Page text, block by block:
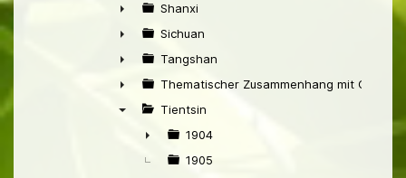
►
►
Shanxi
►
Sichuan
►
Tangshan
►
Thematischer Zusammenhang mit China
Tientsin
►
1904
1905